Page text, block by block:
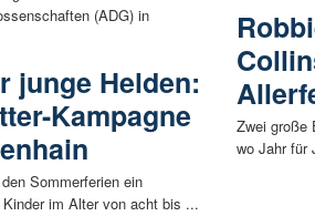
(ADG) in
junge Helden:
Kampagne
Sommerferien ein
im Alter von acht bis ...
Zwei große
wo Jahr für